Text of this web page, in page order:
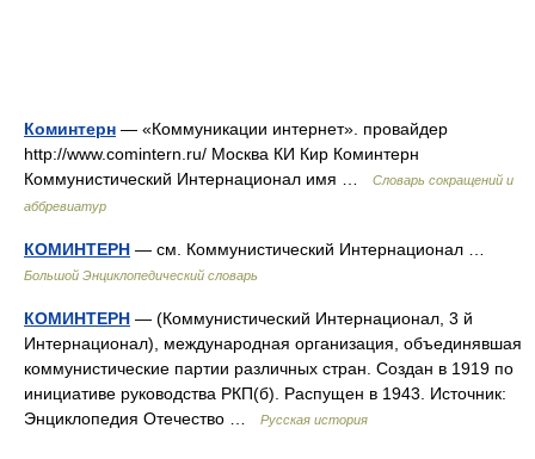
Коминтерн — «Коммуникации интернет». провайдер
http://www.comintern.ru/​ Москва КИ Кир Коминтерн
Коммунистический Интернационал имя …
Словарь сокращений и
аббревиатур
КОМИНТЕРН — см. Коммунистический Интернационал …
Большой Энциклопедический словарь
КОМИНТЕРН — (Коммунистический Интернационал, 3 й
Интернационал), международная организация, объединявшая
коммунистические партии различных стран. Создан в 1919 по
инициативе руководства РКП(б). Распущен в 1943. Источник:
Энциклопедия Отечество …
Русская история